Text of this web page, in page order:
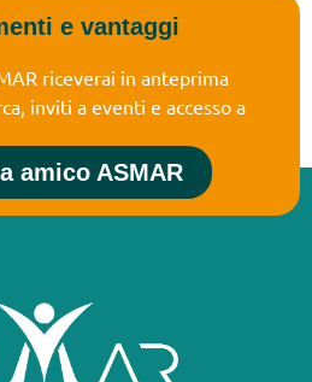
e vantaggi
riceverai in anteprima
inviti a eventi e accesso a
amico ASMAR